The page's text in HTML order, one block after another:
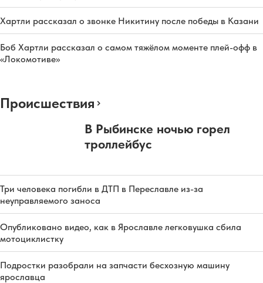
Хартли рассказал о звонке Никитину после победы в Казани
Боб Хартли рассказал о самом тяжёлом моменте плей-офф в
«Локомотиве»
Происшествия
В Рыбинске ночью горел
троллейбус
Три человека погибли в ДТП в Переславле из-за
неуправляемого заноса
Опубликовано видео, как в Ярославле легковушка сбила
мотоциклистку
Подростки разобрали на запчасти бесхозную машину
ярославца